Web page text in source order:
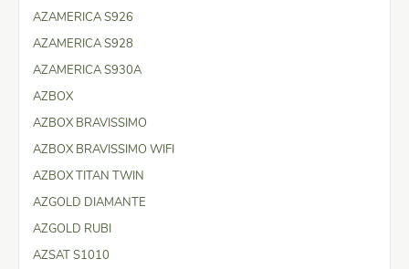
AZAMERICA S926
AZAMERICA S928
AZAMERICA S930A
AZBOX
AZBOX BRAVISSIMO
AZBOX BRAVISSIMO WIFI
AZBOX TITAN TWIN
AZGOLD DIAMANTE
AZGOLD RUBI
AZSAT S1010